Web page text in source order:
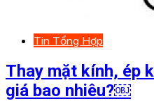
Tin Tổng Hợp
Thay mặt kính, ép
giá bao nhiêu?￼